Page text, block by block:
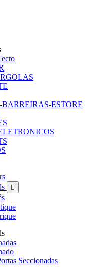
ESTORE

Seccionadas